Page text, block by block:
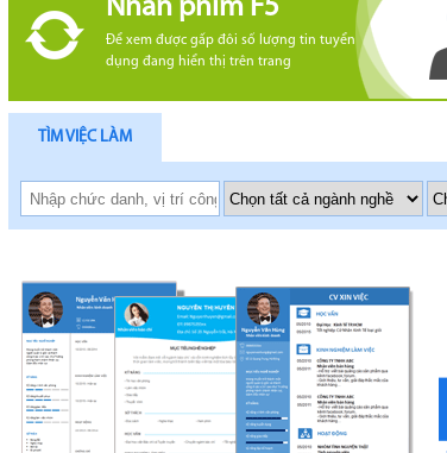
Nhấn phím F5
Để xem được gấp đôi số lượng tin tuyển
dụng đang hiển thị trên trang
TÌM VIỆC LÀM